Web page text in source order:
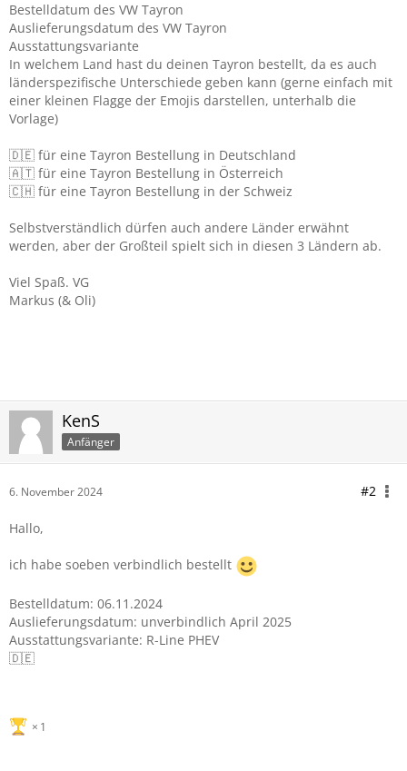
Bestelldatum des VW Tayron
Auslieferungsdatum des VW Tayron
Ausstattungsvariante
In welchem Land hast du deinen Tayron bestellt, da es auch
länderspezifische Unterschiede geben kann (gerne einfach mit
einer kleinen Flagge der Emojis darstellen, unterhalb die
Vorlage)
🇩🇪 für eine Tayron Bestellung in Deutschland
🇦🇹 für eine Tayron Bestellung in Österreich
🇨🇭 für eine Tayron Bestellung in der Schweiz
Selbstverständlich dürfen auch andere Länder erwähnt
werden, aber der Großteil spielt sich in diesen 3 Ländern ab.
Viel Spaß. VG
Markus (& Oli)
KenS
Anfänger
6. November 2024 #2
Hallo,
ich habe soeben verbindlich bestellt
Bestelldatum: 06.11.2024
Auslieferungsdatum: unverbindlich April 2025
Ausstattungsvariante: R-Line PHEV
🇩🇪
1